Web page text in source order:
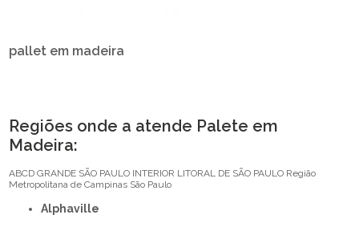
pallet em madeira
Regiões onde a atende Palete em
Madeira:
ABCD GRANDE SÃO PAULO INTERIOR LITORAL DE SÃO PAULO Região
Metropolitana de Campinas São Paulo
Alphaville